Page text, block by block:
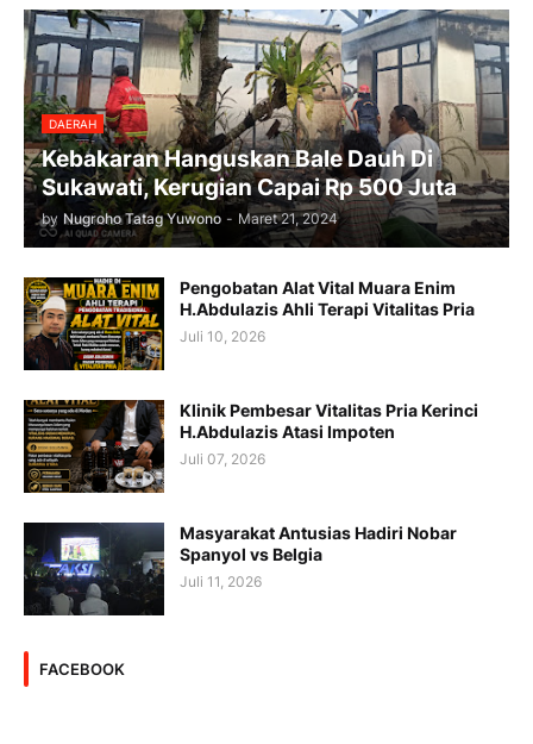
DAERAH
Kebakaran Hanguskan Bale Dauh Di
Sukawati, Kerugian Capai Rp 500 Juta
by Nugroho Tatag Yuwono - Maret 21, 2024
Pengobatan Alat Vital Muara Enim
H.Abdulazis Ahli Terapi Vitalitas Pria
Juli 10, 2026
Klinik Pembesar Vitalitas Pria Kerinci
H.Abdulazis Atasi Impoten
Juli 07, 2026
Masyarakat Antusias Hadiri Nobar
Spanyol vs Belgia
Juli 11, 2026
FACEBOOK